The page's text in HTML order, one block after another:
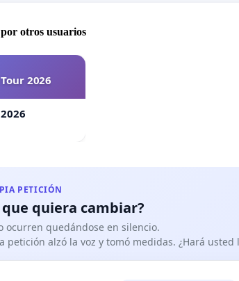
otros usuarios
2026
PETICIÓN
quiera cambiar?
ocurren quedándose en silencio.
petición alzó la voz y tomó medidas. ¿Hará usted